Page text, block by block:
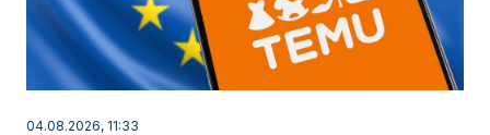
04.08.2026, 11:33